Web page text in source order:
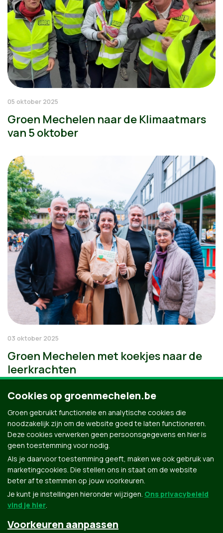
05 oktober 2025
Groen Mechelen naar de Klimaatmars
van 5 oktober
03 oktober 2025
Groen Mechelen met koekjes naar de
leerkrachten
Groen.be
Cookies op groenmechelen.be
Groen gebruikt functionele en analytische cookies die
noodzakelijk zijn om de website goed te laten functioneren.
Deze cookies verwerken geen persoonsgegevens en hier is
geen toestemming voor nodig.
Als je daarvoor toestemming geeft, maken we ook gebruik van
marketingcookies. Die stellen ons in staat om de website
beter af te stemmen op jouw voorkeuren.
Je kunt je instellingen hieronder wijzigen. Ons privacybeleid
vind je hier.
Voorkeuren aanpassen